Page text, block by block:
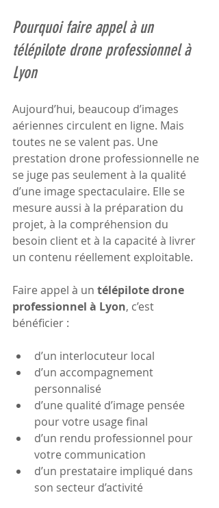
Pourquoi faire appel à un
télépilote drone professionnel à
Lyon
Aujourd’hui, beaucoup d’images
aériennes circulent en ligne. Mais
toutes ne se valent pas. Une
prestation drone professionnelle ne
se juge pas seulement à la qualité
d’une image spectaculaire. Elle se
mesure aussi à la préparation du
projet, à la compréhension du
besoin client et à la capacité à livrer
un contenu réellement exploitable.
Faire appel à un télépilote drone
professionnel à Lyon, c’est
bénéficier :
d’un interlocuteur local
d’un accompagnement
personnalisé
d’une qualité d’image pensée
pour votre usage final
d’un rendu professionnel pour
votre communication
d’un prestataire impliqué dans
son secteur d’activité